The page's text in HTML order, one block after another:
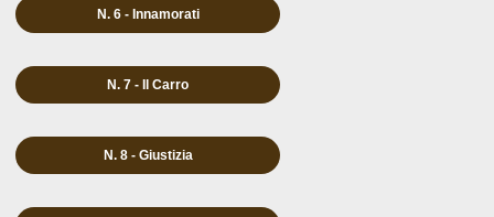
N. 6 - Innamorati
N. 7 - Il Carro
N. 8 - Giustizia